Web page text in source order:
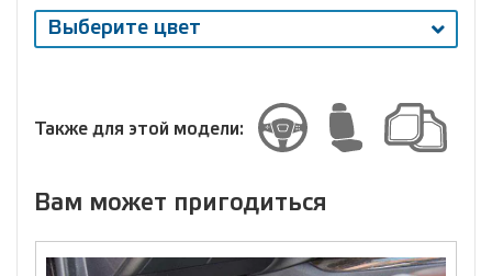
Выберите цвет
Выберите
Также для этой модели:
Вам может пригодиться